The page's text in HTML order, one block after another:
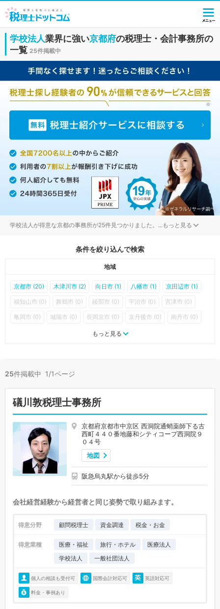
学校法人業界に強い京都府の税理士・会計事務所の
一覧 25件掲載中
学校法人が得意な京都の事務所が25件見つかりました。 ...もっと見る
条件を絞り込んで検索
地域
京都市 (20) 木津川市 (2) 向日市 (1) 八幡市 (1) 京田辺市 (1)
福知山市 (0) 舞鶴市 (0) 綾部市 (0) 宇治市 (0) 宮津市 (0)
亀岡市 (0) 城陽市 (0) 長岡京市 (0) 京丹後市 (0) 南丹市 (0)
井手町 (0)
もっと見る
25件掲載中 1/1ページ
礒川敦税理士事務所
京都府京都市中京区 西洞院通蛸薬師下る古
西町４４０番地藤和シティコープ西洞院９
０４号
地図
阪急烏丸駅から徒歩5分
会社経営経験から経営者と同じ姿勢で取り組みます。
得意分野 顧問税理士 資金調達 税金・お金
得意業種 医療・福祉 旅行・ホテル
医療法人
学校法人
一般社団法人
個人の相談も受付可 国際会計対応可 英語対応可
料金・事例あり